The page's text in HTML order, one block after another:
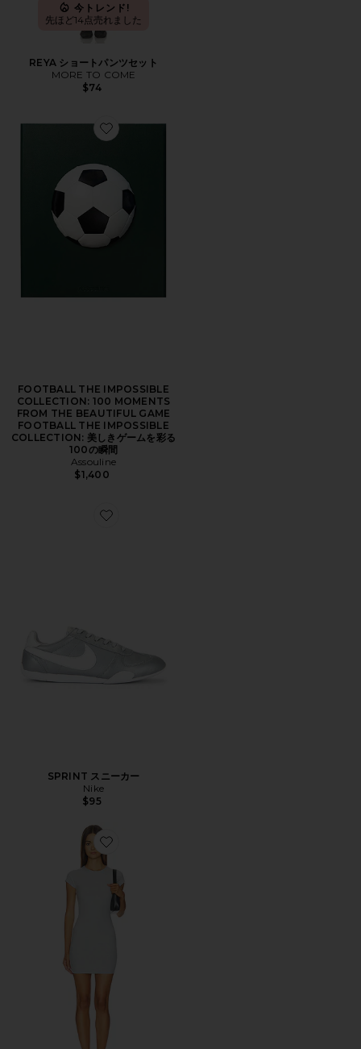
今トレンド!
先ほど14点売れました
REYA ショートパンツセット
MORE TO COME
$74
Favorite FOOTBALL THE IMPOSSIBLE COLLECTION:
FOOTBALL THE IMPOSSIBLE
COLLECTION: 100 MOMENTS
FROM THE BEAUTIFUL GAME
FOOTBALL THE IMPOSSIBLE
COLLECTION: 美しきゲームを彩る
100の瞬間
Assouline
$1,400
Favorite SPRINT スニーカー
SPRINT スニーカー
Nike
$95
Favorite ZENITH ドレス